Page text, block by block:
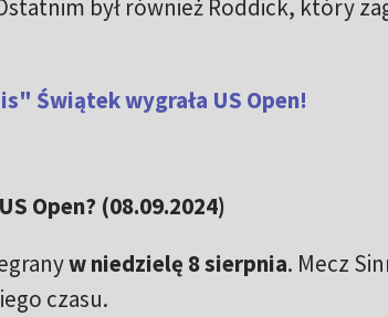
był również Roddick, który
Świątek wygrała US Open!
Open? (08.09.2024)
w niedzielę 8 sierpnia. Mecz
czasu.